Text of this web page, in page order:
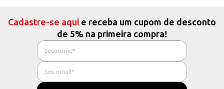
Cadastre-se aqui e receba um cupom de desconto
de 5% na primeira compra!